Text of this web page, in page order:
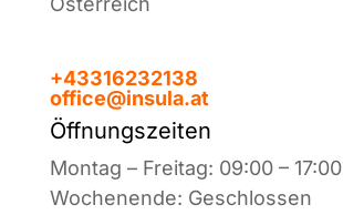
+43316232138
office@insula.at
Öffnungszeiten
Montag – Freitag: 09:00 – 17:00
Wochenende: Geschlossen